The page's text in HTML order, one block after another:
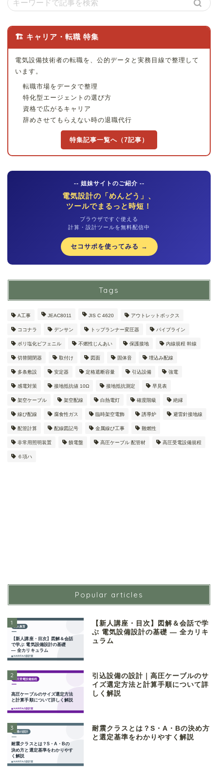
🏗 キャリア・転職 特集
電気設備技術者の転職を、公的データと実務目線で整理して
います。
転職市場をデータで整理
特化型エージェントの選び方
資格で広がるキャリア
辞めさせてもらえない時の退職代行
特集記事一覧へ（7記事）
-- 姐妹サイトのご紹介 --
電気設計の「めんどう」、
ツールでまるっと時短！
ブラウザですぐ使える
計算・設計ツールを無料配信中
セコサポを使ってみる →
Tags
A工事 JEAC8011 JIS C 4620 アウトレットボックス
ココナラ デンサン トップランナー変圧器 パイプライン
ポリ塩化ビフェニル 不燃性じんあい 保護接地 内線規程 幹線
切替開閉器 取付け 図面 固体音 埋込み配線
多条敷設 安定器 定格遮断容量 引込設備 強電
感電対策 接地抵抗値 10Ω 接地抵抗測定 早見表
架空ケーブル 架空配線 白熱電灯 確度階級 絶縁
線ぴ配線 腐食性ガス 臨時架空電飾 誘導炉 避雷針接地線
配管計算 配線図記号 金属線ぴ工事 難燃性
非常用照明装置 饋電盤 高圧ケーブル 配管材 高圧受電設備規程
６項ハ
Popular articles
1
【新人講座・目次】図解＆会話で学
ぶ 電気設備設計の基礎 ― 全カリキ
ュラム
2
引込設備の設計｜高圧ケーブルのサ
イズ選定方法と計算手順について詳
しく解説
3
耐震クラスとは？S・A・Bの決め方
と選定基準をわかりやすく解説